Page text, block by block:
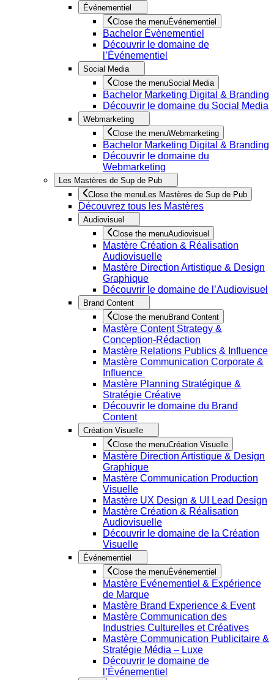
Événementiel
Close the menuÉvénementiel
Bachelor Évènementiel
Découvrir le domaine de
l’Événementiel
Social Media
Close the menuSocial Media
Bachelor Marketing Digital & Branding
Découvrir le domaine du Social Media
Webmarketing
Close the menuWebmarketing
Bachelor Marketing Digital & Branding
Découvrir le domaine du
Webmarketing
Les Mastères de Sup de Pub
Close the menuLes Mastères de Sup de Pub
Découvrez tous les Mastères
Audiovisuel
Close the menuAudiovisuel
Mastère Création & Réalisation
Audiovisuelle
Mastère Direction Artistique & Design
Graphique
Découvrir le domaine de l’Audiovisuel
Brand Content
Close the menuBrand Content
Mastère Content Strategy &
Conception-Rédaction
Mastère Relations Publics & Influence
Mastère Communication Corporate &
Influence
Mastère Planning Stratégique &
Stratégie Créative
Découvrir le domaine du Brand
Content
Création Visuelle
Close the menuCréation Visuelle
Mastère Direction Artistique & Design
Graphique
Mastère Communication Production
Visuelle
Mastère UX Design & UI Lead Design
Mastère Création & Réalisation
Audiovisuelle
Découvrir le domaine de la Création
Visuelle
Événementiel
Close the menuÉvénementiel
Mastère Evénementiel & Expérience
de Marque
Mastère Brand Experience & Event
Mastère Communication des
Industries Culturelles et Créatives
Mastère Communication Publicitaire &
Stratégie Média – Luxe
Découvrir le domaine de
l’Événementiel